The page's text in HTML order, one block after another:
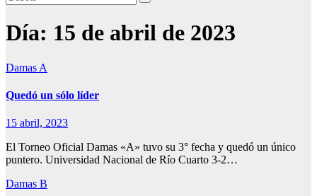
Día: 15 de abril de 2023
Damas A
Quedó un sólo líder
15 abril, 2023
El Torneo Oficial Damas «A» tuvo su 3° fecha y quedó un único
puntero. Universidad Nacional de Río Cuarto 3-2…
Damas B